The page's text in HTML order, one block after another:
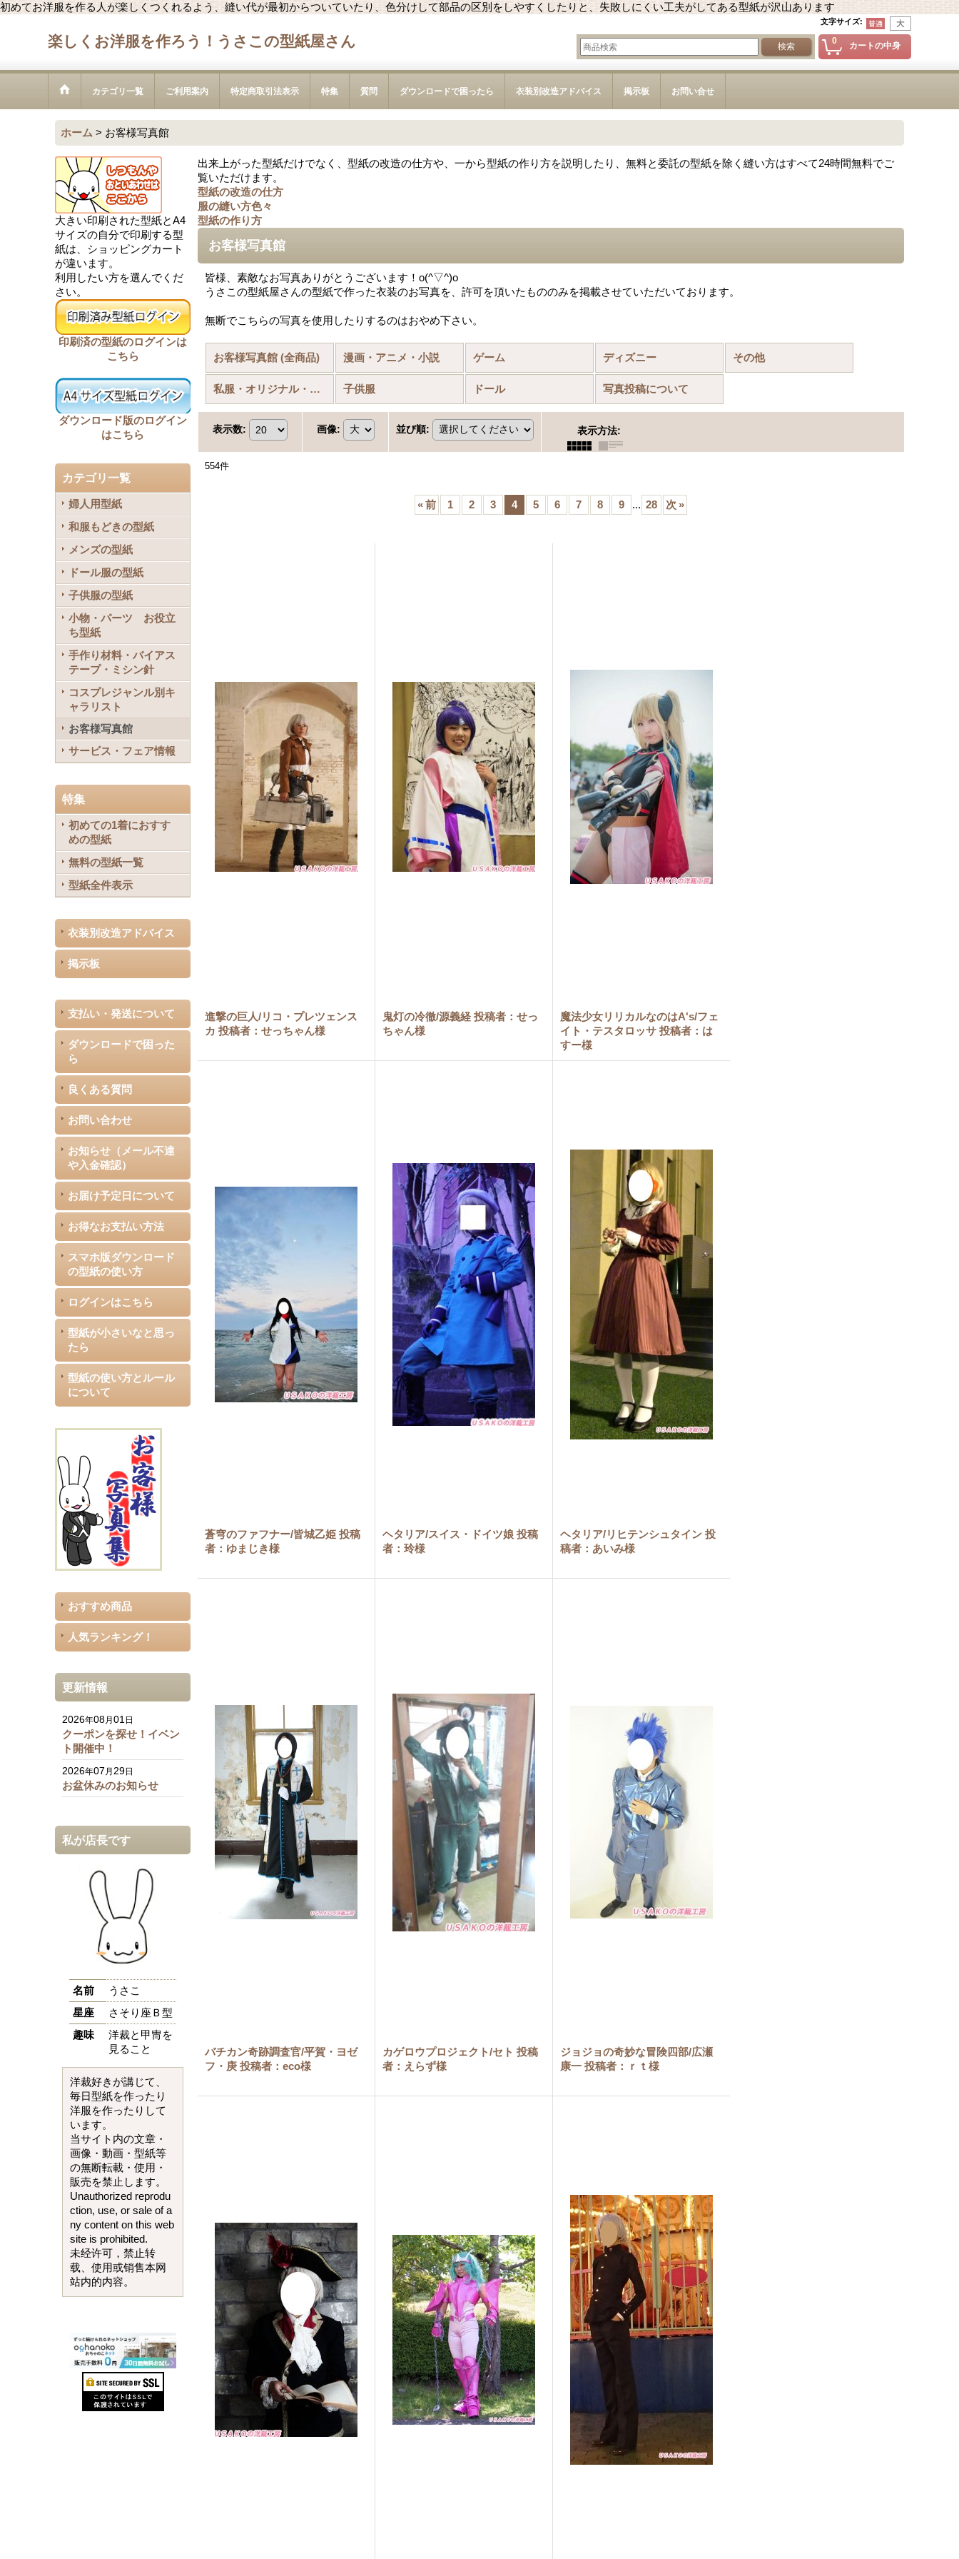
初めてお洋服を作る人が楽しくつくれるよう、縫い代が最初からついていたり、色分けして部品の区別をしやすくしたりと、失敗しにくい工夫がしてある型紙が沢山あります
文字サイズ:
楽しくお洋服を作ろう！うさこの型紙屋さん 0 カートの中身
カテゴリ一覧 ご利用案内 特定商取引法表示 特集 質問 ダウンロードで困ったら 衣装別改造アドバイス 掲示板 お問い合せ
ホーム > お客様写真館
大きい印刷された型紙とA4
サイズの自分で印刷する型
紙は、ショッピングカート
が違います。
利用したい方を選んでくだ
さい。
印刷済の型紙のログインは
こちら
ダウンロード版のログイン
はこちら
カテゴリ一覧
婦人用型紙
和服もどきの型紙
メンズの型紙
ドール服の型紙
子供服の型紙
小物・パーツ お役立
ち型紙
手作り材料・バイアス
テープ・ミシン針
コスプレジャンル別キ
ャラリスト
お客様写真館
サービス・フェア情報
特集
初めての1着におすす
めの型紙
無料の型紙一覧
型紙全件表示
衣装別改造アドバイス
掲示板
支払い・発送について
ダウンロードで困った
ら
良くある質問
お問い合わせ
お知らせ（メール不達
や入金確認）
お届け予定日について
お得なお支払い方法
スマホ版ダウンロード
の型紙の使い方
ログインはこちら
型紙が小さいなと思っ
たら
型紙の使い方とルール
について
おすすめ商品
人気ランキング！
更新情報
2026年08月01 日
クーポンを探せ！イベン
ト開催中！
2026年07 月 29日
お盆休みのお知らせ
私が店長です
名前
うさこ
星座
さそり座Ｂ型
趣味
洋裁と甲冑を
見ること
洋裁好きが講じて、
毎日型紙を作ったり
洋服を作ったりして
います。
当サイト内の文章・
画像・動画・型紙等
の無断転載・使用・
販売を禁止します。
Unauthorized reprodu
ction, use, or sale of a
ny content on this web
site is prohibited.
未经许可，禁止转
载、使用或销售本网
站内的内容。
出来上がった型紙だけでなく、型紙の改造の仕方や、一から型紙の作り方を説明したり、無料と委託の型紙を除く縫い方はすべて24時間無料でご
覧いただけます。
型紙の改造の仕方
服の縫い方色々
型紙の作り方
お客様写真館
皆様、素敵なお写真ありがとうございます！o(^▽^)o
うさこの型紙屋さんの型紙で作った衣装のお写真を、許可を頂いたもののみを掲載させていただいております。
無断でこちらの写真を使用したりするのはおやめ下さい。
お客様写真館 (全商品) 漫画・アニメ・小説 ゲーム ディズニー その他
私服・オリジナル・小物 子供服 ドール 写真投稿について
表示数: 画像: 並び順: 表示方法:
554件
«前 1 2 3 4 5 6 7 8 9 ... 28 次 »
進撃の巨人/リコ・プレツェンス
カ 投稿者：せっちゃん様
鬼灯の冷徹/源義経 投稿者：せっ
ちゃん様
魔法少女リリカルなのはA's/フェ
イト・テスタロッサ 投稿者：は
すー様
蒼穹のファフナー/皆城乙姫 投稿
者：ゆまじき様
ヘタリア/スイス・ドイツ娘 投稿
者：玲様
ヘタリア/リヒテンシュタイン 投
稿者：あいみ様
バチカン奇跡調査官/平賀・ヨゼ
フ・庚 投稿者：eco様
カゲロウプロジェクト/セト 投稿
者：えらず様
ジョジョの奇妙な冒険四部/広瀬
康一 投稿者：ｒｔ様